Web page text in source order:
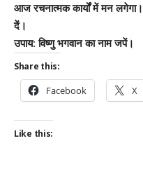
आज रचनात्मक कार्यों में मन
दें।
उपाय: विष्णु भगवान का नाम जपें।
Share this:
Facebook X
Like this: